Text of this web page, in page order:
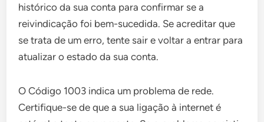
histórico da sua conta para confirmar se a
reivindicação foi bem-sucedida. Se acreditar que
se trata de um erro, tente sair e voltar a entrar para
atualizar o estado da sua conta.
O Código 1003 indica um problema de rede.
Certifique-se de que a sua ligação à internet é